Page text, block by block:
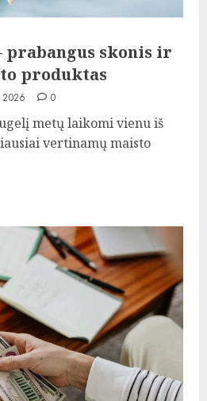
prabangus skonis ir
produktas
2026 0
metų laikomi vienu iš
vertinamų maisto